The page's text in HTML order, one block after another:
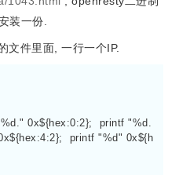
装一份.
文件里面, 一行一个IP.
0x${hex:0:2};  printf "%d.
printf "%d" 0x${h